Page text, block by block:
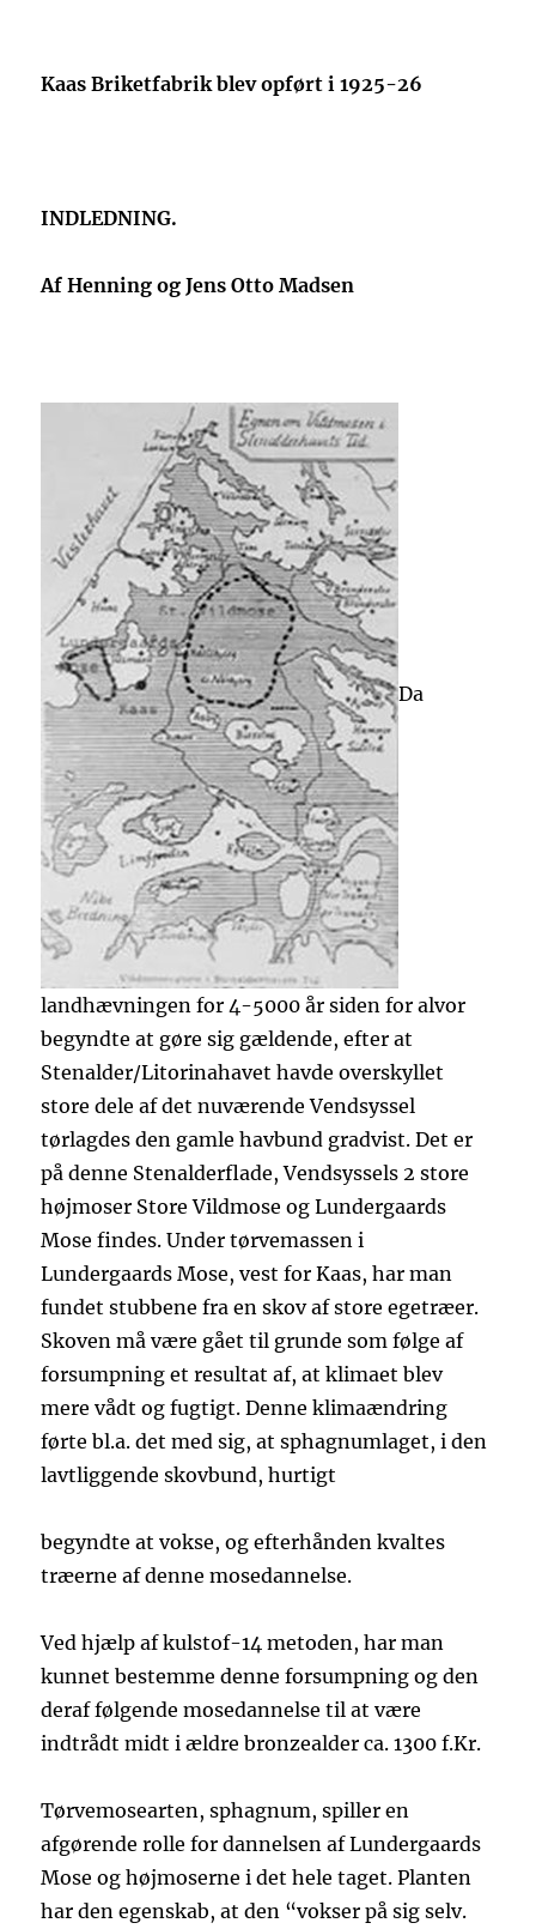
Kaas Briketfabrik blev opført i 1925-26
INDLEDNING.
Af Henning og Jens Otto Madsen
Da
landhævningen for 4-5000 år siden for alvor
begyndte at gøre sig gældende, efter at
Stenalder/Litorinahavet havde overskyllet
store dele af det nuværende Vendsyssel
tørlagdes den gamle havbund gradvist. Det er
på denne Stenalderflade, Vendsyssels 2 store
højmoser Store Vildmose og Lundergaards
Mose findes. Under tørvemassen i
Lundergaards Mose, vest for Kaas, har man
fundet stubbene fra en skov af store egetræer.
Skoven må være gået til grunde som følge af
forsumpning et resultat af, at klimaet blev
mere vådt og fugtigt. Denne klimaændring
førte bl.a. det med sig, at sphagnumlaget, i den
lavtliggende skovbund, hurtigt
begyndte at vokse, og efterhånden kvaltes
træerne af denne mosedannelse.
Ved hjælp af kulstof-14 metoden, har man
kunnet bestemme denne forsumpning og den
deraf følgende mosedannelse til at være
indtrådt midt i ældre bronzealder ca. 1300 f.Kr.
Tørvemosearten, sphagnum, spiller en
afgørende rolle for dannelsen af Lundergaards
Mose og højmoserne i det hele taget. Planten
har den egenskab, at den “vokser på sig selv.